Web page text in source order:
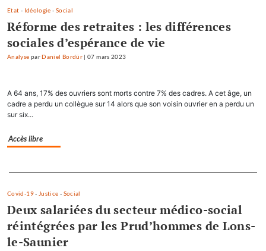
Etat - Idéologie - Social
Réforme des retraites : les différences
sociales d’espérance de vie
Analyse par Daniel Bordür |07 mars 2023
A 64 ans, 17% des ouvriers sont morts contre 7% des cadres. A cet âge, un
cadre a perdu un collègue sur 14 alors que son voisin ouvrier en a perdu un
sur six...
Accès libre
Separateur
Covid-19- Justice - Social
Deux salariées du secteur médico-social
réintégrées par les Prud’hommes de Lons-
le-Saunier